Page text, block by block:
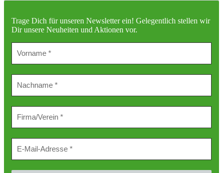
Trage Dich für unseren Newsletter ein! Gelegentlich stellen wir
Dir unsere Neuheiten und Aktionen vor.